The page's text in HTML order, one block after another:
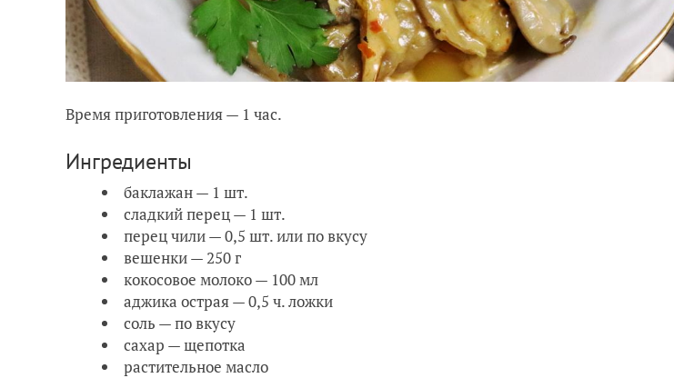
Время приготовления — 1 час.
Ингредиенты
баклажан — 1 шт.
сладкий перец — 1 шт.
перец чили — 0,5 шт. или по вкусу
вешенки — 250 г
кокосовое молоко — 100 мл
аджика острая — 0,5 ч. ложки
соль — по вкусу
сахар — щепотка
растительное масло